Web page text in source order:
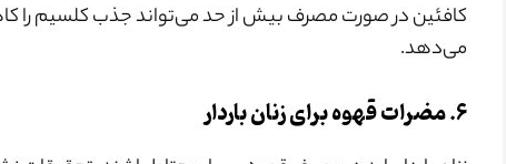
کافئین در صورت مصرف بیش از حد می‌تواند جذب کلسیم را
می‌دهد.
۶. مضرات قهوه برای زنان باردار